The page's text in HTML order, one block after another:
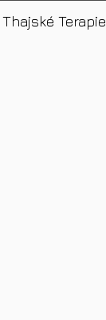
Thajské Terapie